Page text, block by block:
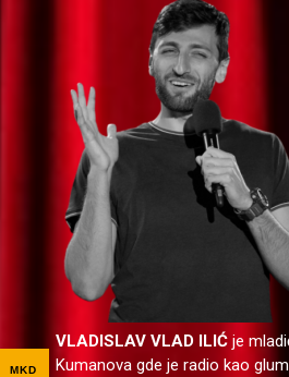
VLADISLAV VLAD ILIĆ je
Kumanova gde je radio kao
MKD